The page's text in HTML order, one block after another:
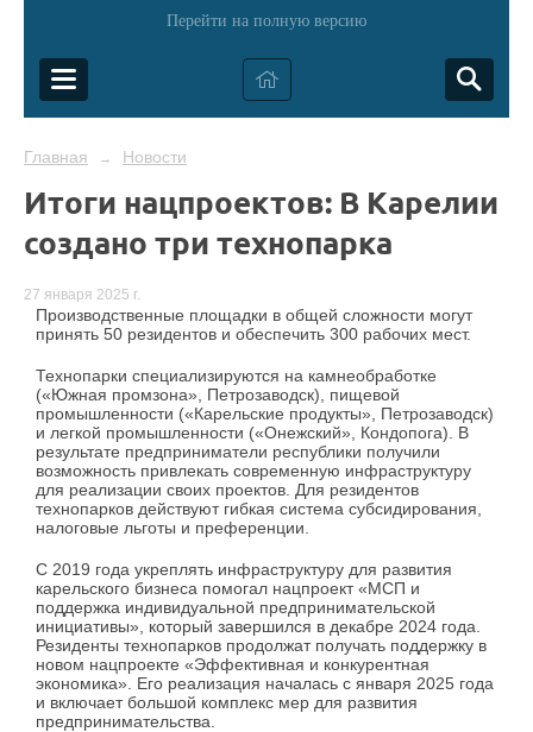
Перейти на полную версию
Главная → Новости
Итоги нацпроектов: В Карелии
создано три технопарка
27 января 2025 г.
Производственные площадки в общей сложности могут
принять 50 резидентов и обеспечить 300 рабочих мест.
Технопарки специализируются на камнеобработке
(«Южная промзона», Петрозаводск), пищевой
промышленности («Карельские продукты», Петрозаводск)
и легкой промышленности («Онежский», Кондопога). В
результате предприниматели республики получили
возможность привлекать современную инфраструктуру
для реализации своих проектов. Для резидентов
технопарков действуют гибкая система субсидирования,
налоговые льготы и преференции.
С 2019 года укреплять инфраструктуру для развития
карельского бизнеса помогал нацпроект «МСП и
поддержка индивидуальной предпринимательской
инициативы», который завершился в декабре 2024 года.
Резиденты технопарков продолжат получать поддержку в
новом нацпроекте «Эффективная и конкурентная
экономика». Его реализация началась с января 2025 года
и включает большой комплекс мер для развития
предпринимательства.